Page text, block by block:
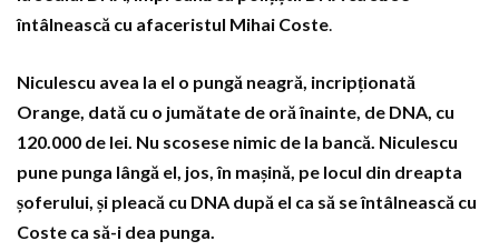
întâlnească cu afaceristul Mihai Coste.
Niculescu avea la el o pungă neagră, incripționată
Orange, dată cu o jumătate de oră înainte, de DNA, cu
120.000 de lei. Nu scosese nimic de la bancă. Niculescu
pune punga lângă el, jos, în mașină, pe locul din dreapta
șoferului, și pleacă cu DNA după el ca să se întâlnească cu
Coste ca să-i dea punga.